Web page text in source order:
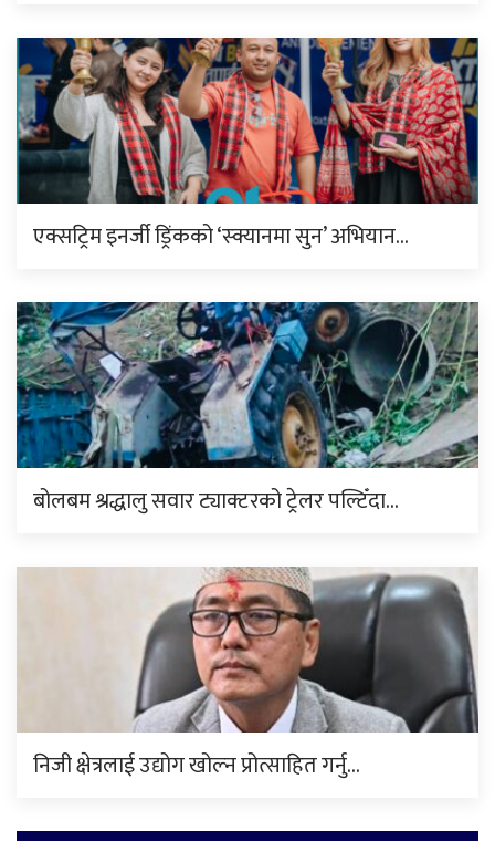
एक्सट्रिम इनर्जी ड्रिंकको ‘स्क्यानमा सुन’ अभियान…
बोलबम श्रद्धालु सवार ट्याक्टरको ट्रेलर पल्टिँदा…
निजी क्षेत्रलाई उद्योग खोल्न प्रोत्साहित गर्नु…